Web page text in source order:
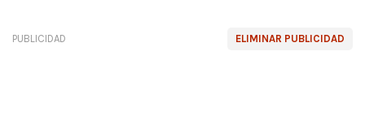
ELIMINAR PUBLICIDAD
PUBLICIDAD